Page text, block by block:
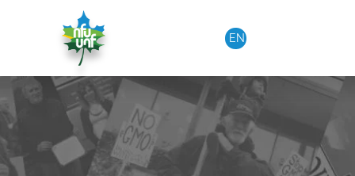
Aller au contenu
EN